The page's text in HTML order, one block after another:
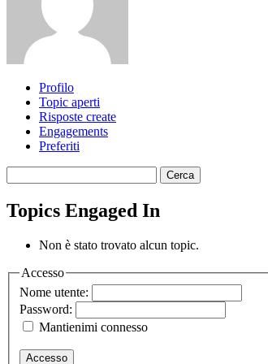
Profilo
Topic aperti
Risposte create
Engagements
Preferiti
topic:
Topics Engaged In
Non è stato trovato alcun topic.
Accesso
Nome utente:
Password:
Mantienimi connesso
Accesso